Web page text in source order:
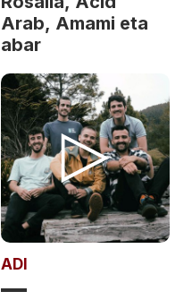
Arab, Amami eta
abar
ADI